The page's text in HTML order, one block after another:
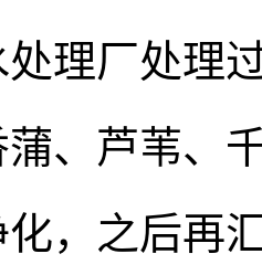
理厂处理
、芦苇、
，之后再